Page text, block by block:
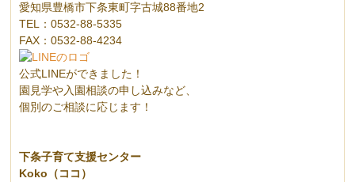
愛知県豊橋市下条東町字古城88番地2
TEL：0532-88-5335
FAX：0532-88-4234
公式LINEができました！
園見学や入園相談の申し込みなど、
個別のご相談に応じます！
下条子育て支援センター
Koko（ココ）